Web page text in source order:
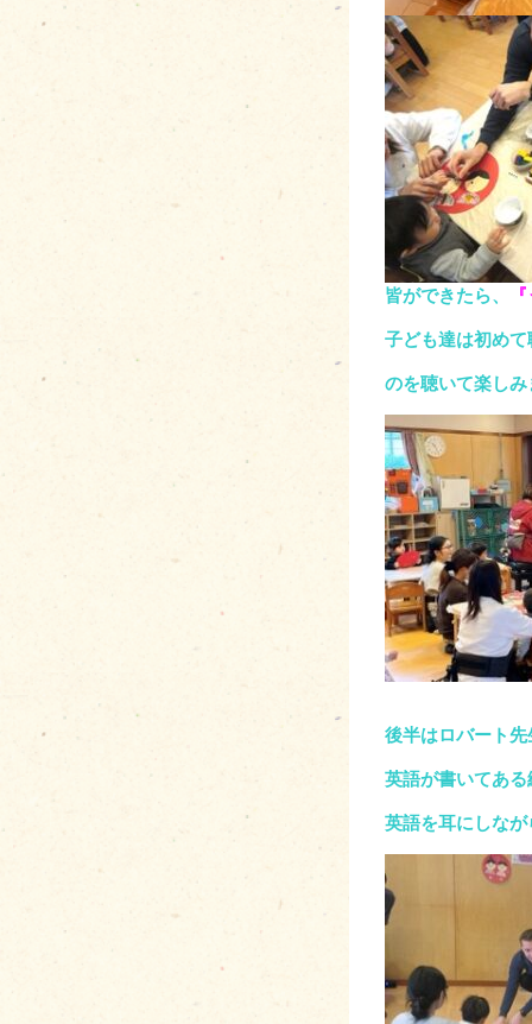
皆ができたら、
子ども達は初め
のを聴いて楽し
後半はロバート
英語が書いてあ
英語を耳にしな